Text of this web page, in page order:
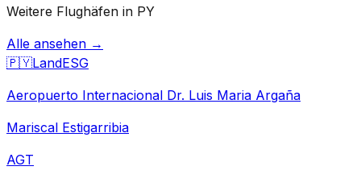
Weitere Flughäfen in PY
Alle ansehen →
🇵🇾LandESG
Aeropuerto Internacional Dr. Luis Maria Argaña
Mariscal Estigarribia
AGT